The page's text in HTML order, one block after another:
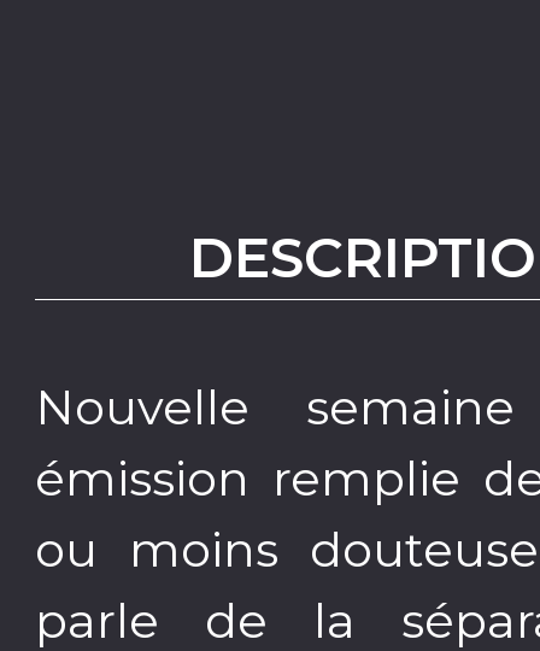
Nouvelle
émission remplie
ou moins
parle de la